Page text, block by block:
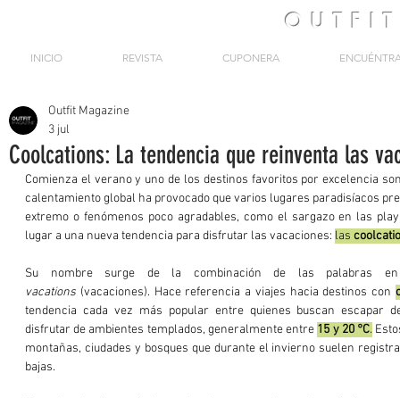
OUTFIT
INICIO REVISTA CUPONERA
Coolcations: La tendencia que reinventa las
Outfit Magazine
3 jul
Comienza el verano y uno de los destinos favoritos por excelencia
calentamiento global ha provocado que varios lugares paradisíacos
extremo o fenómenos poco agradables, como el sargazo en las
lugar a una nueva tendencia para disfrutar las vacaciones: las
Su nombre surge de la combinación de las palabras
vacations (vacaciones). Hace referencia a viajes hacia destinos con
tendencia cada vez más popular entre quienes buscan escapar
disfrutar de ambientes templados, generalmente entre 15 y 20 °C.
montañas, ciudades y bosques que durante el invierno suelen
bajas.